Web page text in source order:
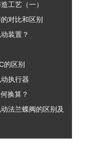
工艺（一）
对比和区别
装置？
的区别
执行器
换算？
法兰蝶阀的区别及